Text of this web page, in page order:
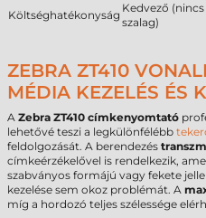
Költséghatékonyság
Kedvező (nincs
szalag)
ZEBRA ZT410
MÉDIA KEZELÉS ÉS
A Zebra ZT410 címkenyomtató
lehetővé teszi a legkülönfélébb
feldolgozását. A berendezés
címkeérzékelővel is rendelkezik,
szabványos formájú vagy fekete
kezelése sem okoz problémát. A
míg a hordozó teljes szélessége